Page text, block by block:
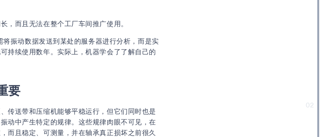
02
，而且无法在整个工厂车间推广使用。
振动数据发送到某处的服务器进行分析，而是实
持续使用数年。实际上，机器学会了了解自己的
要
传送带和压缩机能够平稳运行，但它们同时也是
动中产生特定的规律。这些规律肉眼不可见，在
而且稳定、可测量，并在轴承真正损坏之前很久